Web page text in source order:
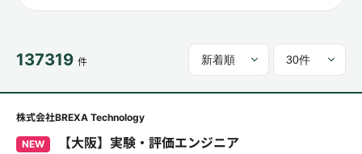
137319 件
株式会社BREXA Technology
NEW 【大阪】実験・評価エンジニア